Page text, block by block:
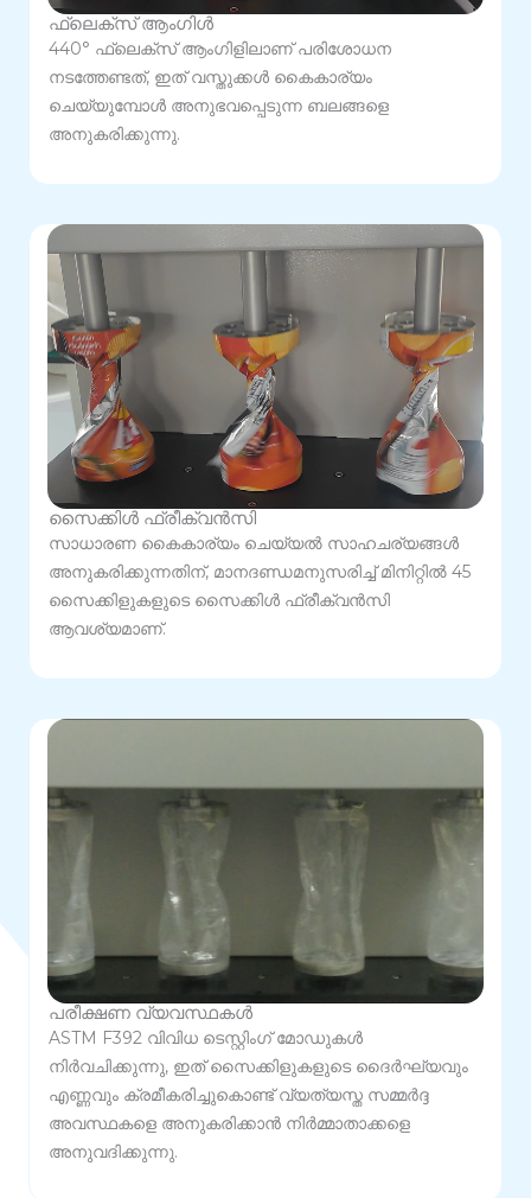
ഫ്ലെക്സ് ആംഗിൾ
440° ഫ്ലെക്സ് ആംഗിളിലാണ് പരിശോധന
നടത്തേണ്ടത്, ഇത് വസ്തുക്കൾ കൈകാര്യം
ചെയ്യുമ്പോൾ അനുഭവപ്പെടുന്ന ബലങ്ങളെ
അനുകരിക്കുന്നു.
സൈക്കിൾ ഫ്രീക്വൻസി
സാധാരണ കൈകാര്യം ചെയ്യൽ സാഹചര്യങ്ങൾ
അനുകരിക്കുന്നതിന്, മാനദണ്ഡമനുസരിച്ച് മിനിറ്റിൽ 45
സൈക്കിളുകളുടെ സൈക്കിൾ ഫ്രീക്വൻസി
ആവശ്യമാണ്.
പരീക്ഷണ വ്യവസ്ഥകൾ
ASTM F392 വിവിധ ടെസ്റ്റിംഗ് മോഡുകൾ
നിർവചിക്കുന്നു, ഇത് സൈക്കിളുകളുടെ ദൈർഘ്യവും
എണ്ണവും ക്രമീകരിച്ചുകൊണ്ട് വ്യത്യസ്ത സമ്മർദ്ദ
അവസ്ഥകളെ അനുകരിക്കാൻ നിർമ്മാതാക്കളെ
അനുവദിക്കുന്നു.